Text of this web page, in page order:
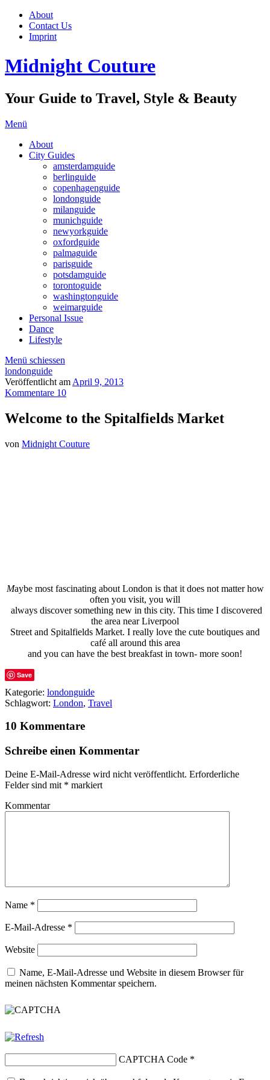
About
Contact Us
Imprint
Midnight Couture
Your Guide to Travel, Style & Beauty
Menü
About
City Guides
amsterdamguide
berlinguide
copenhagenguide
londonguide
milanguide
munichguide
newyorkguide
oxfordguide
palmaguide
parisguide
potsdamguide
torontoguide
washingtonguide
weimarguide
Personal Issue
Dance
Lifestyle
Menü schiessen
londonguide
Veröffentlicht am April 9, 2013
Kommentare 10
Welcome to the Spitalfields Market
von Midnight Couture
Maybe most fascinating about London is that it does not matter how
often you visit, you will
always discover something new in this city. This time I discovered
the area near Liverpool
Street and Spitalfields Market. I really love the cute boutiques and
café all around this area
and you can have the best breakfast in town- more soon!
Save
Kategorie: londonguide
Schlagwort: London, Travel
10 Kommentare
Schreibe einen Kommentar
Deine E-Mail-Adresse wird nicht veröffentlicht. Erforderliche
Felder sind mit * markiert
Kommentar
Name *
E-Mail-Adresse *
Website
Name, E-Mail-Adresse und Website in diesem Browser für
meinen nächsten Kommentar speichern.
CAPTCHA Code *